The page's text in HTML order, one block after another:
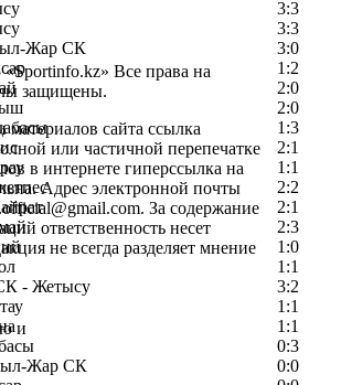
3:3
3:3
Жар СК
3:0
1:2
2:0
2:0
1:3
2:1
1:1
2:2
2:1
2:3
1:0
1:1
- Жетысу
3:2
1:1
1:1
0:3
Жар СК
0:0
Все права на
защищены.
сайта ссылка
или частичной перепечатке
в интернете гиперссылка на
Адрес электронной почты
За содержание
ответственность несет
не всегда разделяет мнение
тексте?
и